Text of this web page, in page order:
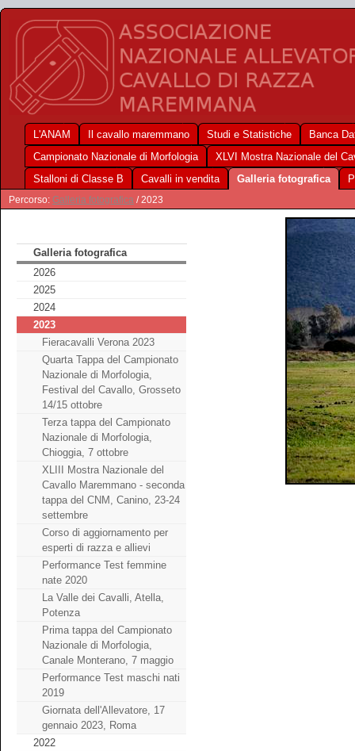
L'ANAM Il cavallo maremmano Studi e Statistiche
Banca
Campionato Nazionale di Morfologia
XLVI Mostra Nazionale del
Stalloni di Classe B
Cavalli in vendita Galleria fotografica
Percorso: Galleria fotografica / 2023
Galleria fotografica
2026
2025
2024
2023
Fieracavalli Verona 2023
Quarta Tappa del Campionato
Nazionale di Morfologia,
Festival del Cavallo, Grosseto
14/15 ottobre
Terza tappa del Campionato
Nazionale di Morfologia,
Chioggia, 7 ottobre
XLIII Mostra Nazionale del
Cavallo Maremmano - seconda
tappa del CNM, Canino, 23-24
settembre
Corso di aggiornamento per
esperti di razza e allievi
Performance Test femmine
nate 2020
La Valle dei Cavalli, Atella,
Potenza
Prima tappa del Campionato
Nazionale di Morfologia,
Canale Monterano, 7 maggio
Performance Test maschi nati
2019
Giornata dell'Allevatore, 17
gennaio 2023, Roma
2022